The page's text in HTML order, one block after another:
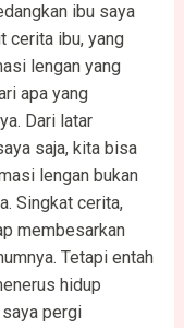
ibu saya
cerita ibu, yang
lengan yang
apa yang
Dari latar
saja, kita bisa
lengan bukan
Singkat cerita,
membesarkan
Tetapi entah
hidup
pergi